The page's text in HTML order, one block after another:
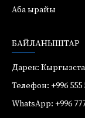
Аба ырайы
БАЙЛАНЫШТАР
Дарек:
Телефон: +996 555
WhatsApp: +996